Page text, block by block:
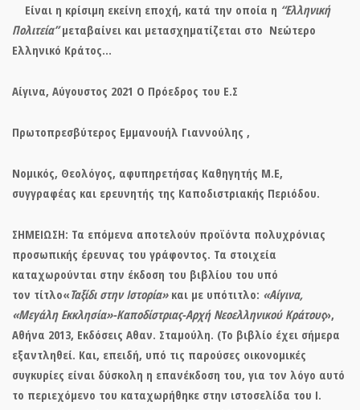
Είναι η κρίσιμη εκείνη εποχή, κατά την οποία η “Ελληνική
Πολιτεία”μεταβαίνει και μετασχηματίζεται στο Νεώτερο
Ελληνικό Κράτος…
Αίγινα, Αύγουστος 2021 Ο Πρόεδρος του Ε.Σ
Πρωτοπρεσβύτερος Εμμανουήλ Γιαννούλης ,
Νομικός, Θεολόγος, αφυπηρετήσας Καθηγητής Μ.Ε,
συγγραφέας και ερευνητής της Καποδιστριακής Περιόδου.
ΣΗΜΕΙΩΣΗ: Τα επόμενα αποτελούν προϊόντα πολυχρόνιας
προσωπικής έρευνας του γράφοντος. Τα στοιχεία
καταχωρούνται στην έκδοση του βιβλίου του υπό
τον τίτλο«Ταξίδι στην Ιστορία» και με υπότιτλο: «Αίγινα,
«Μεγάλη Εκκλησία»-Καποδίστριας-Αρχή Νεοελληνικού Κράτους»,
Αθήνα 2013, Εκδόσεις Αθαν. Σταμούλη. (Το βιβλίο έχει σήμερα
εξαντληθεί. Και, επειδή, υπό τις παρούσες οικονομικές
συγκυρίες είναι δύσκολη η επανέκδοση του, για τον λόγο αυτό
το περιεχόμενο του καταχωρήθηκε στην ιστοσελίδα του Ι.